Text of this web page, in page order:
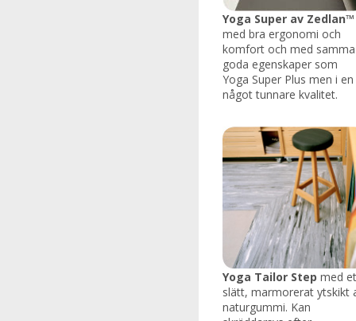
Yoga Super av Zedlan™
med bra ergonomi och
komfort och med samma
goda egenskaper som
Yoga Super Plus men i en
något tunnare kvalitet.
Yoga Tailor Step med
slätt, marmorerat ytskikt
naturgummi. Kan